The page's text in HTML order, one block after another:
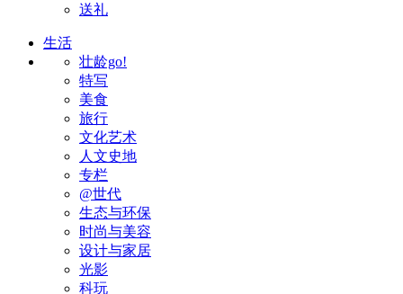
送礼
生活
壮龄go!
特写
美食
旅行
文化艺术
人文史地
专栏
@世代
生态与环保
时尚与美容
设计与家居
光影
科玩